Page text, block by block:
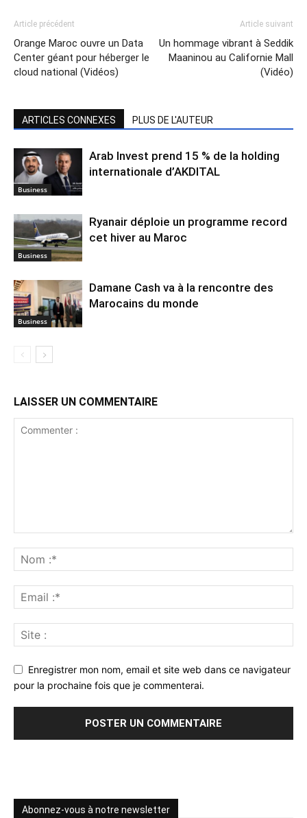
Article précédent
Orange Maroc ouvre un Data
Center géant pour héberger le
cloud national (Vidéos)
Article suivant
Un hommage vibrant à Seddik
Maaninou au Californie Mall
(Vidéo)
ARTICLES CONNEXES PLUS DE L'AUTEUR
Business
Arab Invest prend 15 % de la holding
internationale d’AKDITAL
Business
Ryanair déploie un programme record
cet hiver au Maroc
Business
Damane Cash va à la rencontre des
Marocains du monde
LAISSER UN COMMENTAIRE
Enregistrer mon nom, email et site web dans ce navigateur
pour la prochaine fois que je commenterai.
Abonnez-vous à notre newsletter